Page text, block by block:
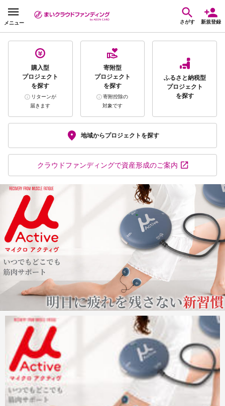
メニュー さがす 新規登録
購入型
プロジェクト
を探す
リターンが
届きます
寄附型
プロジェクト
を探す
寄附控除の
対象です
ふるさと納税型
プロジェクト
を探す
地域からプロジェクトを探す
クラウドファンディングで資産形成のご案内